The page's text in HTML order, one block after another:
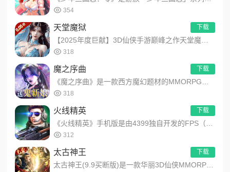
354
天堂魔狱
318
下载
魔之序曲
318
下载
火线精英
312
下载
太古神王 下载